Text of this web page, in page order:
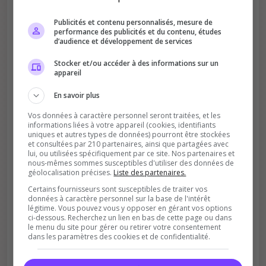
Votre vote aide le serveur à monter dans le
Soutient la communauté
Plus de visibilité = plus de joueurs
Publicités et contenu personnalisés, mesure de
performance des publicités et du contenu, études
d’audience et développement de services
Stocker et/ou accéder à des informations sur un
appareil
En savoir plus
Vos données à caractère personnel seront traitées, et les
informations liées à votre appareil (cookies, identifiants
uniques et autres types de données) pourront être stockées
et consultées par 210 partenaires, ainsi que partagées avec
lui, ou utilisées spécifiquement par ce site. Nos partenaires et
nous-mêmes sommes susceptibles d'utiliser des données de
géolocalisation précises. Liste des partenaires.
Certains fournisseurs sont susceptibles de traiter vos
données à caractère personnel sur la base de l'intérêt
légitime. Vous pouvez vous y opposer en gérant vos options
ci-dessous. Recherchez un lien en bas de cette page ou dans
le menu du site pour gérer ou retirer votre consentement
dans les paramètres des cookies et de confidentialité.